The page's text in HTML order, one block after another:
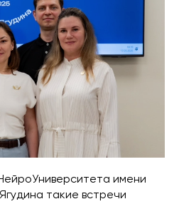
имени
такие встречи